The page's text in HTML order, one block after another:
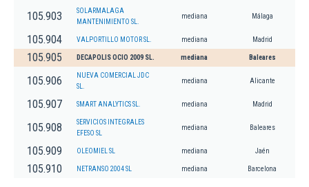
105.903
SOLARMALAGA
MANTENIMIENTO SL.
mediana Málaga
105.904 VALPORTILLO MOTOR SL. mediana Madrid
105.905 DECAPOLIS OCIO 2009 SL. mediana Baleares
105.906
NUEVA COMERCIAL JDC
SL.
mediana Alicante
105.907 SMART ANALYTICS SL. mediana Madrid
105.908
SERVICIOS INTEGRALES
EFESO SL
mediana Baleares
105.909 OLEOMIEL SL mediana Jaén
105.910 NETRANSO 2004 SL mediana Barcelona